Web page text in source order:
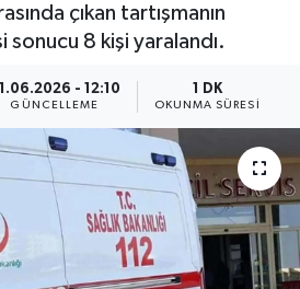
çıkan tartışmanın
sonucu 8 kişi yaralandı.
- 12:10
GÜNCELLEME
1 DK
OKUNMA SÜRESI